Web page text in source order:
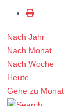
Nach Jahr
Nach Monat
Nach Woche
Heute
Gehe zu Monat